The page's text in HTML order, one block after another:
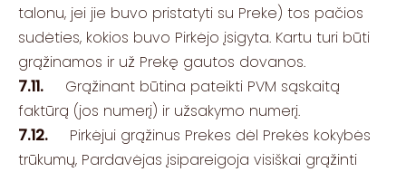
talonu, jei jie buvo pristatyti su Preke) tos pačios
sudėties, kokios buvo Pirkėjo įsigyta. Kartu turi būti
grąžinamos ir už Prekę gautos dovanos.
7.11. Grąžinant būtina pateikti PVM sąskaitą
faktūrą (jos numerį) ir užsakymo numerį.
7.12. Pirkėjui grąžinus Prekes dėl Prekės kokybės
trūkumų, Pardavėjas įsipareigoja visiškai grąžinti